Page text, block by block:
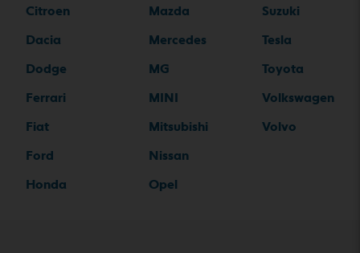
Citroen
Dacia
Dodge
Ferrari
Fiat
Ford
Honda
Mazda
Mercedes
MG
MINI
Mitsubishi
Nissan
Opel
Suzuki
Tesla
Toyota
Volkswagen
Volvo